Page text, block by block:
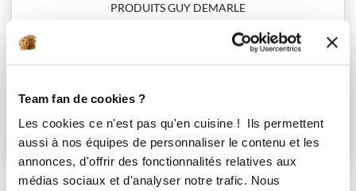
Team fan de cookies ?
Les cookies ce n'est pas qu'en cuisine ! Ils permettent
aussi à nos équipes de personnaliser le contenu et les
annonces, d'offrir des fonctionnalités relatives aux
médias sociaux et d'analyser notre trafic. Nous
PRODUITS GUY DEMARLE